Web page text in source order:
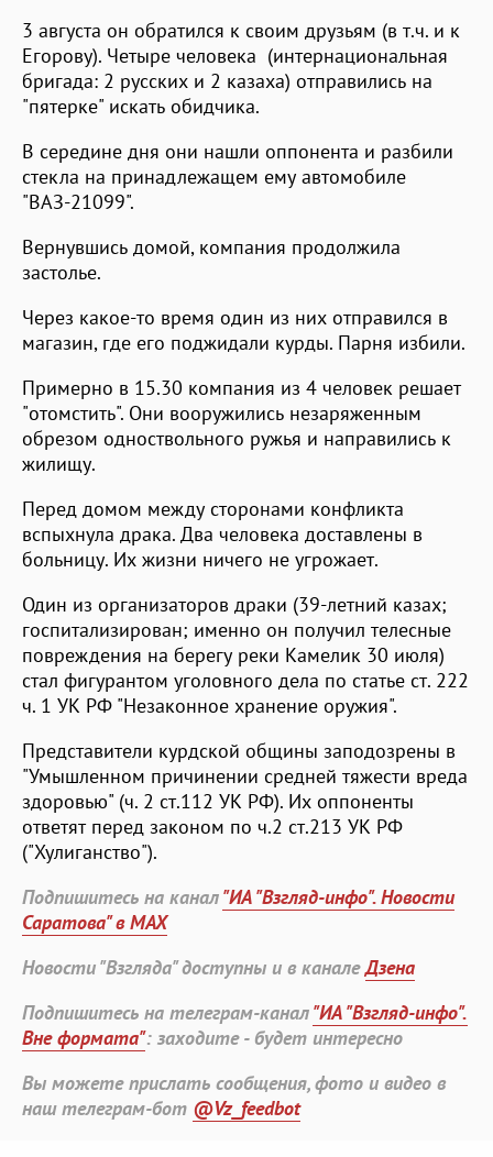
3 августа он обратился к своим друзьям (в т.ч. и к
Егорову). Четыре человека (интернациональная
бригада: 2 русских и 2 казаха) отправились на
"пятерке" искать обидчика.
В середине дня они нашли оппонента и разбили
стекла на принадлежащем ему автомобиле
"ВАЗ-21099".
Вернувшись домой, компания продолжила
застолье.
Через какое-то время один из них отправился в
магазин, где его поджидали курды. Парня избили.
Примерно в 15.30 компания из 4 человек решает
"отомстить". Они вооружились незаряженным
обрезом одноствольного ружья и направились к
жилищу.
Перед домом между сторонами конфликта
вспыхнула драка. Два человека доставлены в
больницу. Их жизни ничего не угрожает.
Один из организаторов драки (39-летний казах;
госпитализирован; именно он получил телесные
повреждения на берегу реки Камелик 30 июля)
стал фигурантом уголовного дела по статье ст. 222
ч. 1 УК РФ "Незаконное хранение оружия".
Представители курдской общины заподозрены в
"Умышленном причинении средней тяжести вреда
здоровью" (ч. 2 ст.112 УК РФ). Их оппоненты
ответят перед законом по ч.2 ст.213 УК РФ
("Хулиганство").
Подпишитесь на канал"ИА "Взгляд-инфо". Новости
Саратова" в MAX
Новости "Взгляда" доступны и в каналеДзена
Подпишитесь на телеграм-канал"ИА "Взгляд-инфо".
Вне формата": заходите - будет интересно
Вы можете прислать сообщения, фото и видео в
наш телеграм-бот @Vz_feedbot